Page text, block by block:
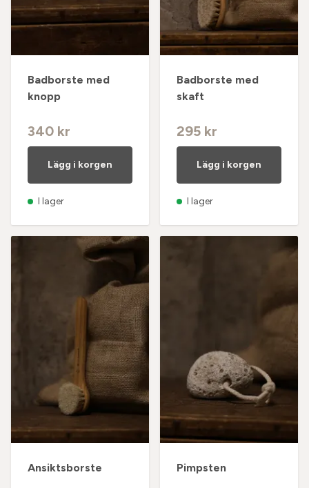
Badborste med
knopp
340 kr
Lägg i korgen
I lager
Badborste med
skaft
295 kr
Lägg i korgen
I lager
Ansiktsborste Pimpsten